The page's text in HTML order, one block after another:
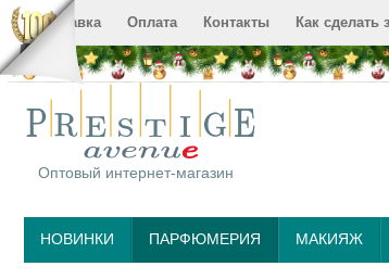
Доставка Оплата Контакты Как сделать
Оптовый интернет-магазин
НОВИНКИ ПАРФЮМЕРИЯ МАКИЯЖ